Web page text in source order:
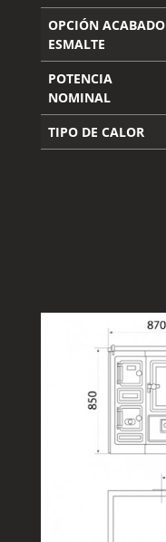
OPCIÓN ACABADO
ESMALTE
POTENCIA
NOMINAL
TIPO DE CALOR